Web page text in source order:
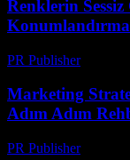
Renklerin
PR Publisher-
Marketing
Adım Adım
PR Publisher-